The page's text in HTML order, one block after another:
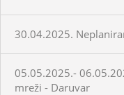
30.04.2025.
05.05.2025.-
mreži - Daruvar